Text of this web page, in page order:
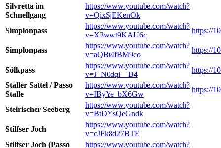
Silvretta im
Schnellgang
https://www.youtube.com/watch?
v=QixSjEKenOk
Simplonpass
https://www.youtube.com/watch?
v=X3wwt9KAU6c
https://
Simplonpass
https://www.youtube.com/watch?
v=aQBt4fBM9co
https://
Sölkpass
https://www.youtube.com/watch?
v=J_N0dqi__B4
https://
Staller Sattel / Passo
Stalle
https://www.youtube.com/watch?
v=IByYe_bX6Gw
https://
Steirischer Seeberg
https://www.youtube.com/watch?
v=BtDYsQeGndk
Stilfser Joch
https://www.youtube.com/watch?
v=cJFk8d27BTE
Stilfser Joch (Passo
https://www.youtube.com/watch?